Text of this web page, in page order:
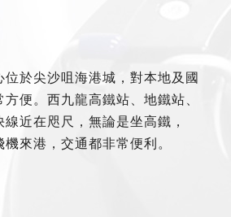
於尖沙咀海港城，對本地及國
便。西九龍高鐵站、地鐵站、
近在咫尺，無論是坐高鐵，
來港，交通都非常便利。